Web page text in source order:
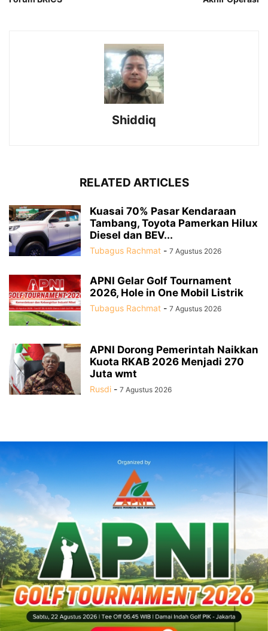
Shiddiq
RELATED ARTICLES
Kuasai 70% Pasar Kendaraan
Tambang, Toyota Pamerkan Hilux
Diesel dan BEV...
Tubagus Rachmat - 7 Agustus 2026
APNI Gelar Golf Tournament
2026, Hole in One Mobil Listrik
Tubagus Rachmat - 7 Agustus 2026
APNI Dorong Pemerintah Naikkan
Kuota RKAB 2026 Menjadi 270
Juta wmt
Rusdi - 7 Agustus 2026